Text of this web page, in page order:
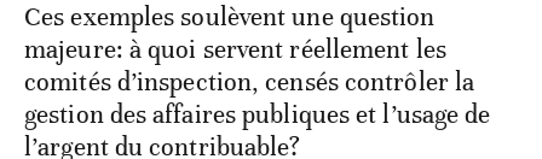
Ces exemples soulèvent une question
majeure: à quoi servent réellement les
comités d’inspection, censés contrôler la
gestion des affaires publiques et l’usage de
l’argent du contribuable?